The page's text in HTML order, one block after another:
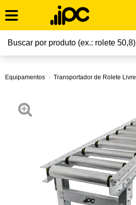
Equipamentos Transportador de Rolete Livre